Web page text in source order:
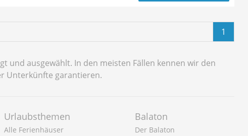
1
und ausgewählt. In den meisten Fällen kennen wir den
Unterkünfte garantieren.
Urlaubsthemen
Alle Ferienhäuser
Balaton
Der Balaton